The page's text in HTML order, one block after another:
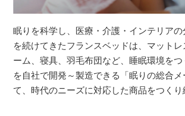
眠りを科学し、医療・介護・インテリア
を続けてきたフランスベッドは、マット
ーム、寝具、羽毛布団など、睡眠環境を
を自社で開発～製造できる「眠りの総合メ
て、時代のニーズに対応した商品をつくり